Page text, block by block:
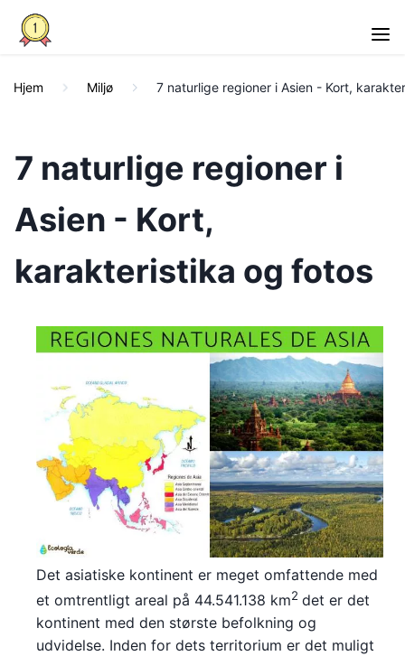
Hjem Miljø 7 naturlige regioner i Asien - Kort,
7 naturlige regioner i
Asien - Kort,
karakteristika og fotos
Det asiatiske kontinent er meget omfattende med
et omtrentligt areal på 44.541.138 km2 det er det
kontinent med den største befolkning og
udvidelse. Inden for dets territorium er det muligt